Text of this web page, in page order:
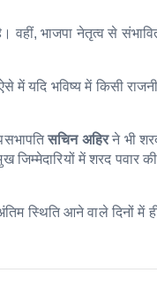
वहीं, भाजपा नेतृत्व से
में यदि भविष्य में किसी
सचिन अहिरने भी
में शरद पवार की
स्थिति आने वाले दिनों में